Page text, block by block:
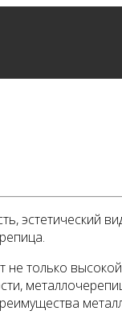
эстетический
не только